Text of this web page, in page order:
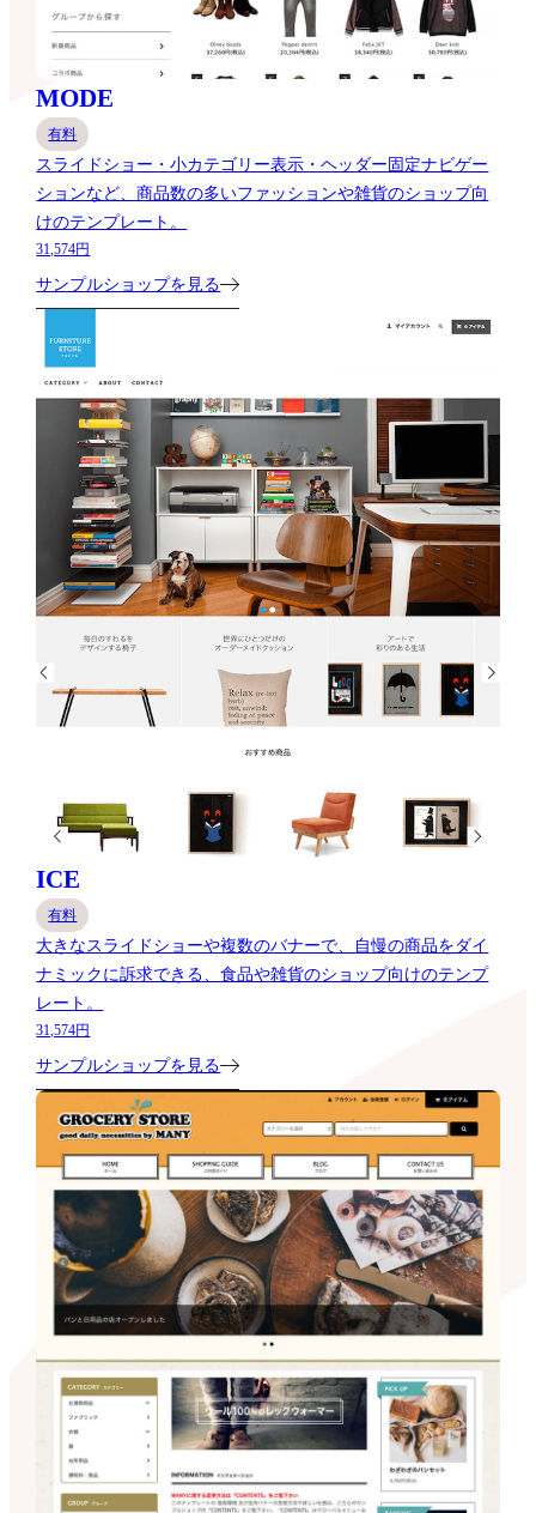
MODE
有料
スライドショー・小カテゴリー表示・ヘッダー固定ナビゲー
ションなど、商品数の多いファッションや雑貨のショップ向
けのテンプレート。
31,574円
サンプルショップを見る
ICE
有料
大きなスライドショーや複数のバナーで、自慢の商品をダイ
ナミックに訴求できる、食品や雑貨のショップ向けのテンプ
レート。
31,574円
サンプルショップを見る